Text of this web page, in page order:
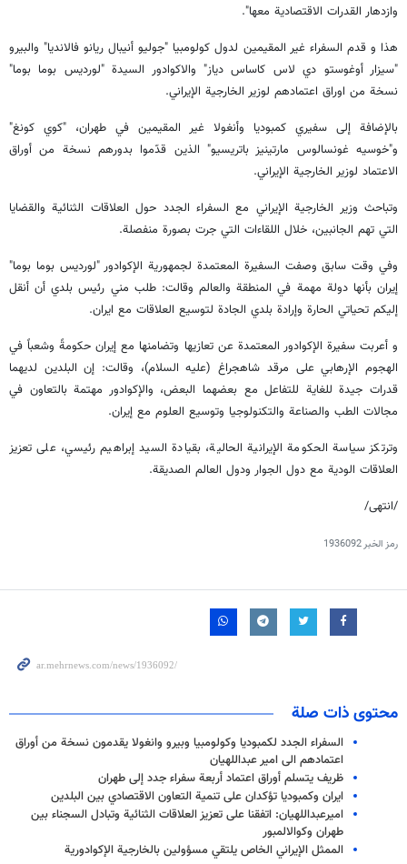
وازدهار القدرات الاقتصادية معها".
هذا و قدم السفراء غير المقيمين لدول كولومبيا "جوليو أنيبال ريانو فالانديا" والبيرو
"سيزار أوغوستو دي لاس كاساس دياز" والاكوادور السيدة "لورديس بوما بوما"
نسخة من اوراق اعتمادهم لوزير الخارجية الإيراني.
بالإضافة إلى سفيري كمبوديا وأنغولا غير المقيمين في طهران، "كوي كونغ"
و"خوسيه غونسالوس مارتينيز باتريسيو" الذين قدّموا بدورهم نسخة من أوراق
الاعتماد لوزير الخارجية الإيراني.
وتباحث وزير الخارجية الإيراني مع السفراء الجدد حول العلاقات الثنائية والقضايا
التي تهم الجانبين، خلال اللقاءات التي جرت بصورة منفصلة.
وفي وقت سابق وصفت السفيرة المعتمدة لجمهورية الإكوادور "لورديس بوما بوما"
إيران بأنها دولة مهمة في المنطقة والعالم وقالت: طلب مني رئيس بلدي أن أنقل
إليكم تحياتي الحارة وإرادة بلدي الجادة لتوسيع العلاقات مع ايران.
و أعربت سفيرة الإكوادور المعتمدة عن تعازيها وتضامنها مع إيران حكومةً وشعباً في
الهجوم الإرهابي على مرقد شاهجراغ (عليه السلام)، وقالت: إن البلدين لديهما
قدرات جيدة للغاية للتفاعل مع بعضهما البعض، والإكوادور مهتمة بالتعاون في
مجالات الطب والصناعة والتكنولوجيا وتوسيع العلوم مع إيران.
وترتكز سياسة الحكومة الإيرانية الحالية، بقيادة السيد إبراهيم رئيسي، على تعزيز
العلاقات الودية مع دول الجوار ودول العالم الصديقة.
/انتهى/
رمز الخبر1936092
محتوى ذات صلة
السفراء الجدد لكمبوديا وكولومبيا وبيرو وانغولا يقدمون نسخة من أوراق
اعتمادهم الى امير عبداللهيان
ظریف يتسلم أوراق اعتماد أربعة سفراء جدد إلى طهران
ايران وكمبوديا تؤكدان على تنمية التعاون الاقتصادي بين البلدين
اميرعبداللهيان: اتفقنا على تعزيز العلاقات الثنائية وتبادل السجناء بين
طهران وكوالالمبور
الممثل الإيراني الخاص يلتقي مسؤولين بالخارجية الإكوادورية